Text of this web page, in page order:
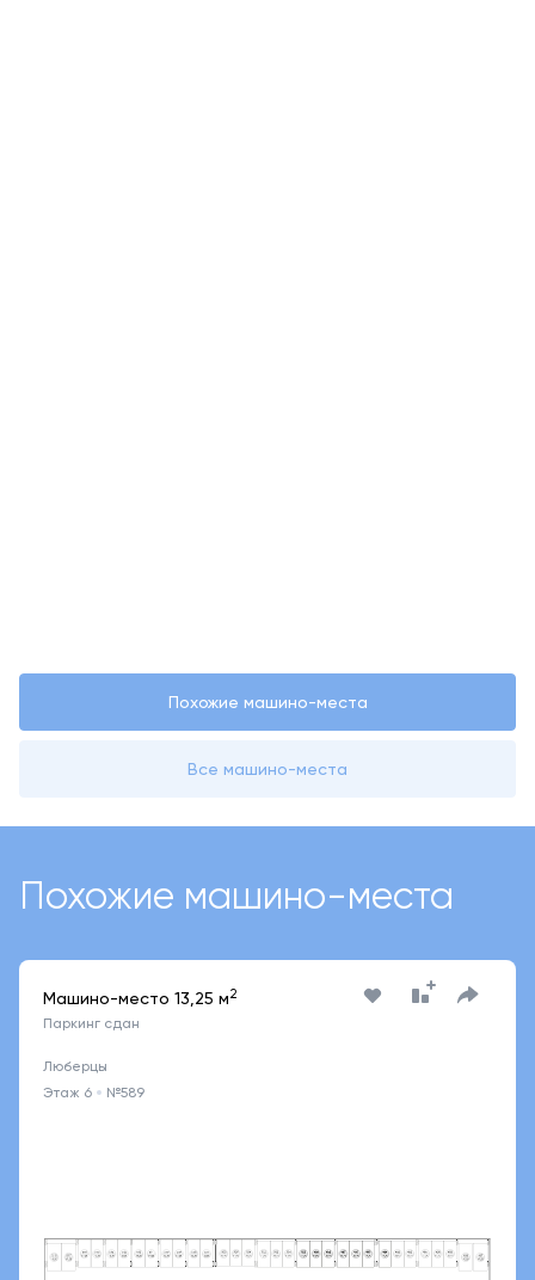
Похожие машино-места
Все машино-места
Похожие машино-места
Машино-место 13,25 м2
Паркинг сдан
Люберцы
Этаж 6
№589